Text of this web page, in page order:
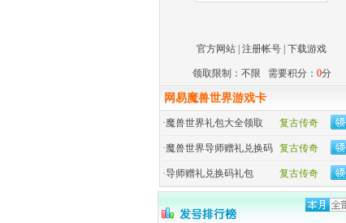
官方网站 注册帐号 | 下载游戏
领取限制：不限 需要积分： 0分
网易魔兽世界游戏卡
复古传奇
·魔兽世界礼包大全领取
复古传奇
·魔兽世界导师赠礼兑换码
复古传奇
·导师赠礼兑换码礼包